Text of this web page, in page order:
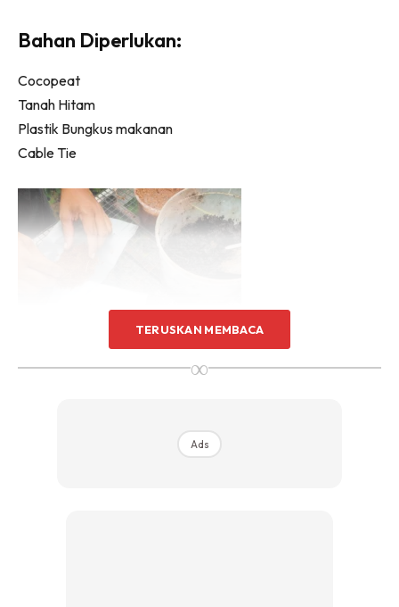
Hub Ideaktiv
Sentuhan Midas penuh kemewahan dan elegant
Rahsia dari IMPIANA, download sekarang di
Bahan Diperlukan:
Cocopeat
Tanah Hitam
Plastik Bungkus makanan
Cable Tie
TERUSKAN MEMBACA
∞
Ads